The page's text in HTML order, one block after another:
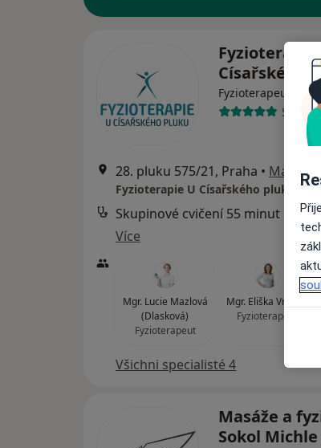
Fyzioterapie
Císařského
Fyzioterapeut
511
28. pluku 575/21, Praha • Mapa
Fyzioterapie U Císařského pluku
Skupinové cvičení 55 minut
Více
Mgr. Lucie Mazlová
(Dlasková)
Fyzioterapeut
Mgr. Eliška Vrbová
Fyzioterapeut
Všichni specialisté 4
Masáže a
Sokol Michle